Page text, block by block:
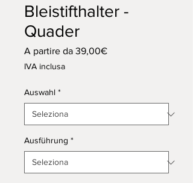
Bleistifthalter -
Quader
A partire da 39,00€Prezzo
IVA inclusa
Auswahl *
Ausführung *